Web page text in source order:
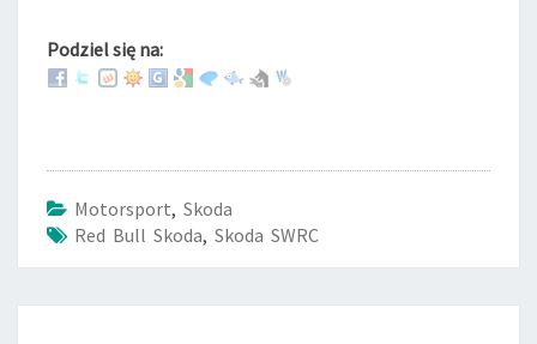
Podziel się na:
Motorsport, Skoda
Red Bull Skoda, Skoda SWRC